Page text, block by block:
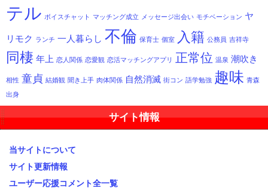
テル ボイスチャット マッチング成立 メッセージ出会い モチベーション ヤ
リモク ランチ 一人暮らし 不倫 保育士 個室 入籍 公務員 吉祥寺
同棲 年上 恋人関係 恋愛観 恋活マッチングアプリ 正常位 温泉 潮吹き
相性 童貞 結婚観 聞き上手 肉体関係 自然消滅 街コン 語学勉強 趣味 青森
出身
サイト情報
当サイトについて
サイト更新情報
ユーザー応援コメント全一覧